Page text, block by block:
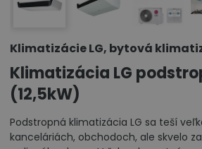
Klimatizácie LG, bytová
Klimatizácia LG
(12,5kW)
Podstropná klimatizácia LG sa teší
kanceláriách, obchodoch, ale skvelo